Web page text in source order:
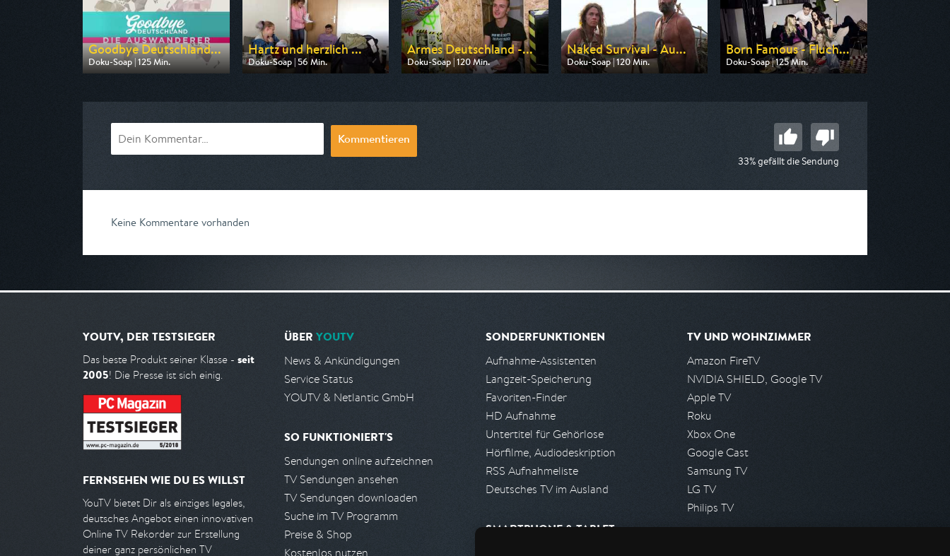
Goodbye Deutschland...
Doku-Soap | 125 Min.
Ausgestrahlt von VOX
Hartz und herzlich ...
Doku-Soap | 56 Min.
Ausgestrahlt von RTLZWEI
Armes Deutschland -...
Doku-Soap | 120 Min.
Ausgestrahlt von RTLZWEI
Naked Survival - Au...
Doku-Soap | 120 Min.
Ausgestrahlt von DMAX
Born Famous - Fluch...
Doku-Soap | 125 Min.
Ausgestrahlt von Pro 7
Kommentieren
33% gefällt die Sendung
Keine Kommentare vorhanden
YOUTV, DER TESTSIEGER
Das beste Produkt seiner Klasse - seit
2005! Die Presse ist sich einig.
FERNSEHEN WIE DU ES WILLST
YouTV bietet Dir als einziges legales,
deutsches Angebot einen innovativen
Online TV Rekorder zur Erstellung
deiner ganz persönlichen TV
ÜBER YOUTV
News & Ankündigungen
Service Status
YOUTV & Netlantic GmbH
SO FUNKTIONIERT'S
Sendungen online aufzeichnen
TV Sendungen ansehen
TV Sendungen downloaden
Suche im TV Programm
Preise & Shop
Kostenlos nutzen
SONDERFUNKTIONEN
Aufnahme-Assistenten
Langzeit-Speicherung
Favoriten-Finder
HD Aufnahme
Untertitel für Gehörlose
Hörfilme, Audiodeskription
RSS Aufnahmeliste
Deutsches TV im Ausland
SMARTPHONE & TABLET
TV UND WOHNZIMMER
Amazon FireTV
NVIDIA SHIELD, Google TV
Apple TV
Roku
Xbox One
Google Cast
Samsung TV
LG TV
Philips TV